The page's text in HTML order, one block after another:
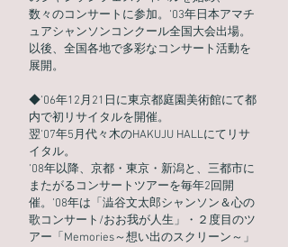
数々のコンサートに参加。’03年日本アマチ
ュアシャンソンコンクール全国大会出場。
以後、全国各地で多彩なコンサート活動を
展開。
◆’06年12月21日に東京都庭園美術館にて都
内で初リサイタルを開催。
翌’07年5月代々木のHAKUJU HALLにてリサ
イタル。
’08年以降、京都・東京・新潟と、三都市に
またがるコンサートツアーを毎年2回開
催。’08年は「澁谷文太郎シャンソン＆心の
歌コンサート/おお我が人生」・２度目のツ
アー「Memories～想い出のスクリーン～」